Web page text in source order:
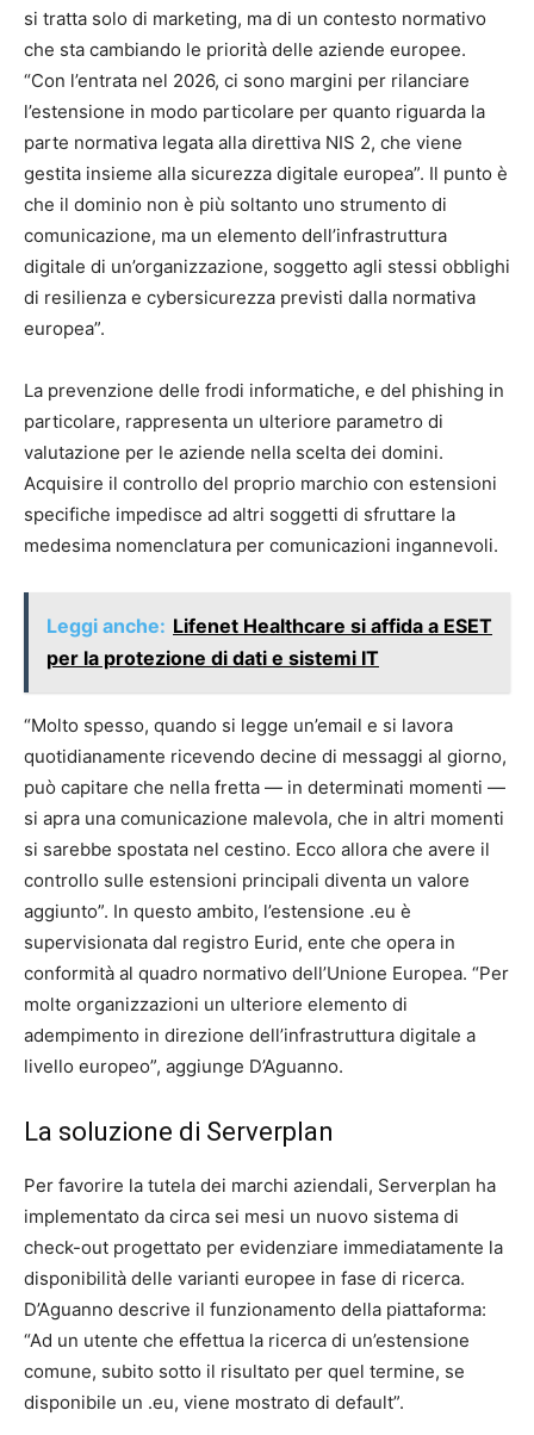
si tratta solo di marketing, ma di un contesto normativo
che sta cambiando le priorità delle aziende europee.
“Con l’entrata nel 2026, ci sono margini per rilanciare
l’estensione in modo particolare per quanto riguarda la
parte normativa legata alla direttiva NIS 2, che viene
gestita insieme alla sicurezza digitale europea”. Il punto è
che il dominio non è più soltanto uno strumento di
comunicazione, ma un elemento dell’infrastruttura
digitale di un’organizzazione, soggetto agli stessi obblighi
di resilienza e cybersicurezza previsti dalla normativa
europea”.
La prevenzione delle frodi informatiche, e del phishing in
particolare, rappresenta un ulteriore parametro di
valutazione per le aziende nella scelta dei domini.
Acquisire il controllo del proprio marchio con estensioni
specifiche impedisce ad altri soggetti di sfruttare la
medesima nomenclatura per comunicazioni ingannevoli.
Leggi anche: Lifenet Healthcare si affida a ESET
per la protezione di dati e sistemi IT
“Molto spesso, quando si legge un’email e si lavora
quotidianamente ricevendo decine di messaggi al giorno,
può capitare che nella fretta — in determinati momenti —
si apra una comunicazione malevola, che in altri momenti
si sarebbe spostata nel cestino. Ecco allora che avere il
controllo sulle estensioni principali diventa un valore
aggiunto”. In questo ambito, l’estensione .eu è
supervisionata dal registro Eurid, ente che opera in
conformità al quadro normativo dell’Unione Europea. “Per
molte organizzazioni un ulteriore elemento di
adempimento in direzione dell’infrastruttura digitale a
livello europeo”, aggiunge D’Aguanno.
La soluzione di Serverplan
Per favorire la tutela dei marchi aziendali, Serverplan ha
implementato da circa sei mesi un nuovo sistema di
check-out progettato per evidenziare immediatamente la
disponibilità delle varianti europee in fase di ricerca.
D’Aguanno descrive il funzionamento della piattaforma:
“Ad un utente che effettua la ricerca di un’estensione
comune, subito sotto il risultato per quel termine, se
disponibile un .eu, viene mostrato di default”.